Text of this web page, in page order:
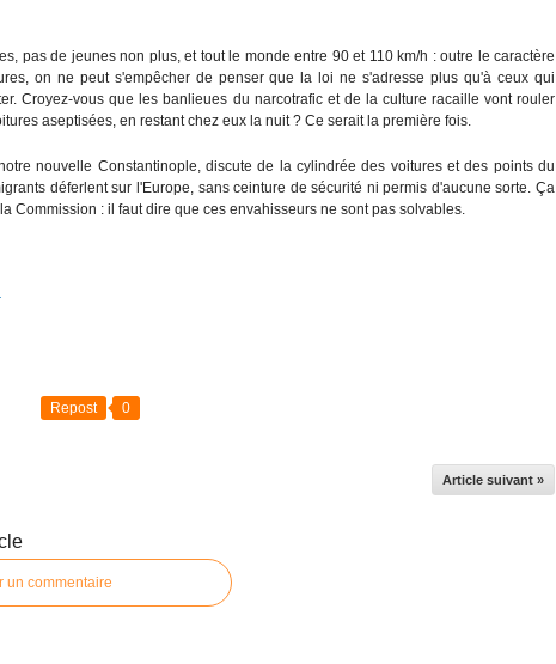
pas de jeunes non plus, et tout le monde entre 90 et 110 km/h : outre le caractère
on ne peut s'empêcher de penser que la loi ne s'adresse plus qu'à ceux qui
Croyez-vous que les banlieues du narcotrafic et de la culture racaille vont rouler
aseptisées, en restant chez eux la nuit ? Ce serait la première fois.
nouvelle Constantinople, discute de la cylindrée des voitures et des points du
déferlent sur l'Europe, sans ceinture de sécurité ni permis d'aucune sorte. Ça
Commission : il faut dire que ces envahisseurs ne sont pas solvables.
Repost 0
Article suivant »
un commentaire